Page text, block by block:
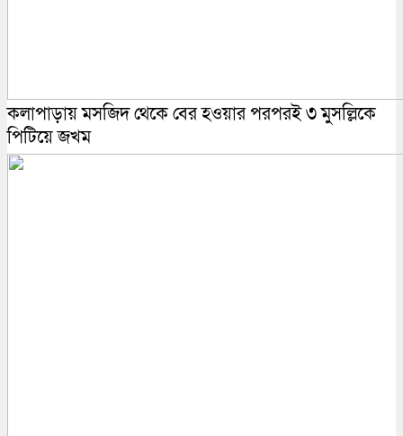
কলাপাড়ায় মসজিদ থেকে বের হওয়ার পরপরই ৩ মুসল্লিকে
পিটিয়ে জখম